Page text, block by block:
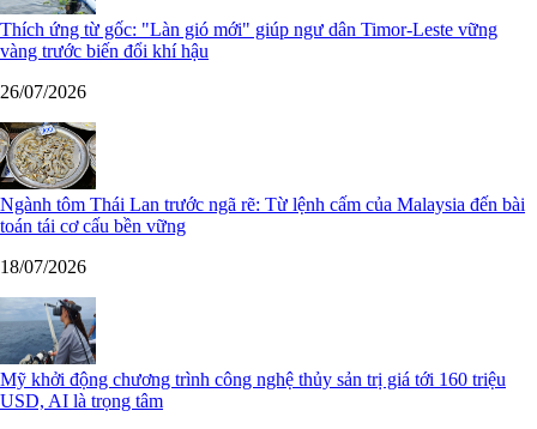
Thích ứng từ gốc: "Làn gió mới" giúp ngư dân Timor-Leste vững
vàng trước biến đổi khí hậu
26/07/2026
Ngành tôm Thái Lan trước ngã rẽ: Từ lệnh cấm của Malaysia đến bài
toán tái cơ cấu bền vững
18/07/2026
Mỹ khởi động chương trình công nghệ thủy sản trị giá tới 160 triệu
USD, AI là trọng tâm